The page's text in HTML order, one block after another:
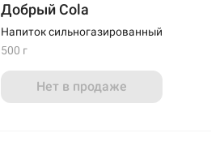
Добрый Cola
Напиток сильногазированный
500 г
Нет в продаже